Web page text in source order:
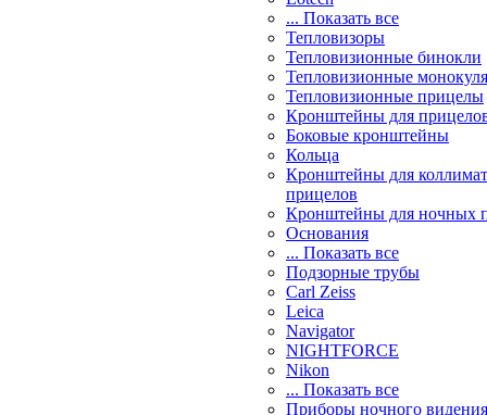
... Показать все
Тепловизоры
Тепловизионные бинокли
Тепловизионные
Тепловизионные прицелы
Кронштейны для
Боковые кронштейны
Кольца
Кронштейны для
прицелов
Кронштейны для ночных
Основания
... Показать все
Подзорные трубы
Carl Zeiss
Leica
Navigator
NIGHTFORCE
Nikon
... Показать все
Приборы ночного видения